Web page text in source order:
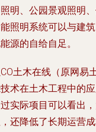
明、公园景观照明
照明系统可以与建
源的自给自足。
土木在线（原网易
术在土木工程中的
实际项目可以看出
还降低了长期运营